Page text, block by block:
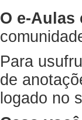
O e-Aulas
Para
de
logado no